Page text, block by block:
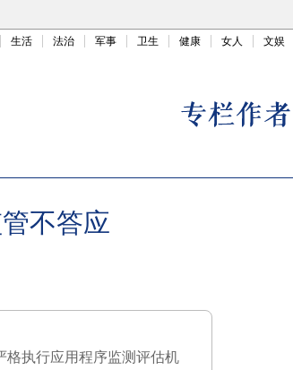
生活 法治 军事 卫生 健康 女人 文娱
不答应
格执行应用程序监测评估机